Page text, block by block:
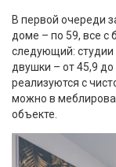
В первой очереди
доме – по 59, все
следующий: студии
двушки – от 45,9
реализуются с
можно в
объекте.